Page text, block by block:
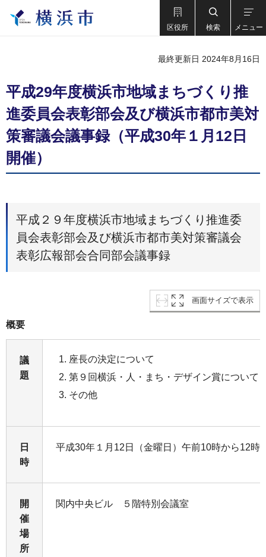
区役所 検索 メニュー
最終更新日 2024年8月16日
平成29年度横浜市地域まちづくり推
進委員会表彰部会及び横浜市都市美対
策審議会議事録（平成30年１月12日
開催）
平成２９年度横浜市地域まちづくり推進委
員会表彰部会及び横浜市都市美対策審議会
表彰広報部会合同部会議事録
画面サイズで表示
概要
議
題
座長の決定について
第９回横浜・人・まち・デザイン賞について
その他
日
時
平成30年１月12日（金曜日）午前10時から12時
開
催
場
所
関内中央ビル ５階特別会議室